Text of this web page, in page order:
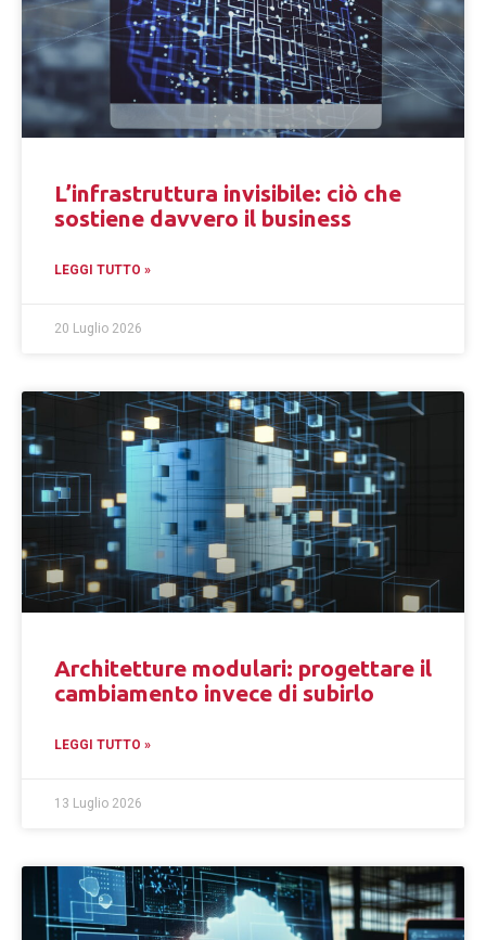
L’infrastruttura invisibile: ciò che
sostiene davvero il business
LEGGI TUTTO »
20 Luglio 2026
Architetture modulari: progettare il
cambiamento invece di subirlo
LEGGI TUTTO »
13 Luglio 2026